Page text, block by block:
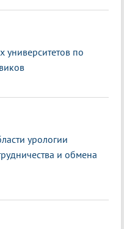
университетов по
урологии
и обмена